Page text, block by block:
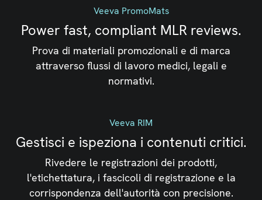
Veeva PromoMats
Power fast, compliant MLR reviews.
Prova di materiali promozionali e di marca
attraverso flussi di lavoro medici, legali e
normativi.
Veeva RIM
Gestisci e ispeziona i contenuti critici.
Rivedere le registrazioni dei prodotti,
l'etichettatura, i fascicoli di registrazione e la
corrispondenza dell'autorità con precisione.